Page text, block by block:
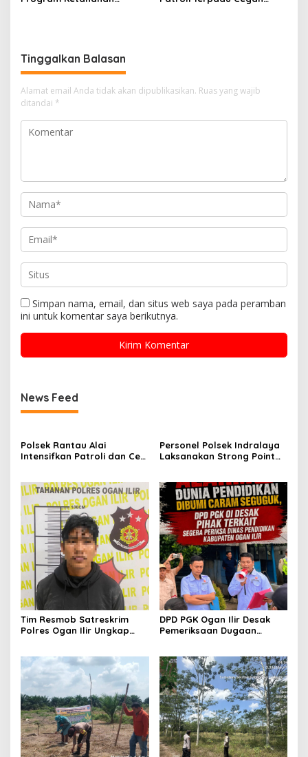
Tinggalkan Balasan
Alamat email Anda tidak akan dipublikasikan. Ruas yang wajib
ditandai *
Simpan nama, email, dan situs web saya pada peramban
ini untuk komentar saya berikutnya.
News Feed
Polsek Rantau Alai
Intensifkan Patroli dan Cek
Personel Polsek Indralaya
Laksanakan Strong Point
Masuk Sekolah
Tim Resmob Satreskrim
Polres Ogan Ilir Ungkap
Terduga Pelaku Diamankan
DPD PGK Ogan Ilir Desak
Pemeriksaan Dugaan
Proses Berjalan
Transparan